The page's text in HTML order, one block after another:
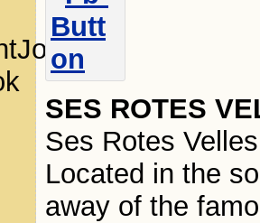
SES ROTES
Ses Rotes
Located in the
away of the